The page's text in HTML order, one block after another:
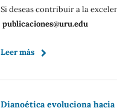
Si deseas contribuir a la
publicaciones@uru.edu
Leer más
Dianoética evoluciona